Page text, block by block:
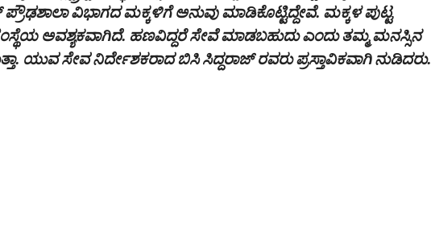
ವಿಭಾಗದ ಮಕ್ಕಳಿಗೆ ಅನುವು ಮಾಡಿಕೊಟ್ಟಿದ್ದೇವೆ. ಮಕ್ಕಳ ಪುಟ್ಟ
ಅವಶ್ಯಕವಾಗಿದೆ. ಹಣವಿದ್ದರೆ ಸೇವೆ ಮಾಡಬಹುದು ಎಂದು ತಮ್ಮ ಮನಸ್ಸಿನ
ಯುವ ಸೇವ ನಿರ್ದೇಶಕರಾದ ಬಿಸಿ ಸಿದ್ದರಾಜ್ ರವರು ಪ್ರಸ್ತಾವಿಕವಾಗಿ ನುಡಿದರು.